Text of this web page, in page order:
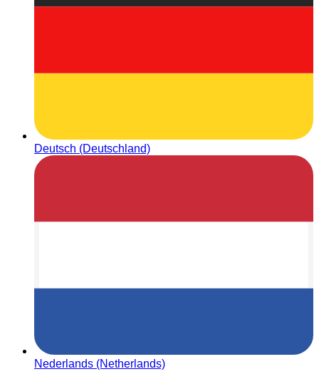
Deutsch (Deutschland)
Nederlands (Netherlands)